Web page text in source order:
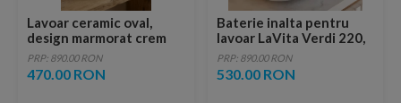
Lavoar ceramic oval,
design marmorat crem
lucios cu vene aurii,
ventil inclus
PRP: 890.00 RON
470.00 RON
Baterie inalta pentru
lavoar LaVita Verdi 220,
fara ventil, brushed
copper
PRP: 890.00 RON
530.00 RON